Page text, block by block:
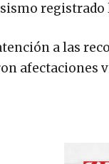
registrado
a las
afectaciones